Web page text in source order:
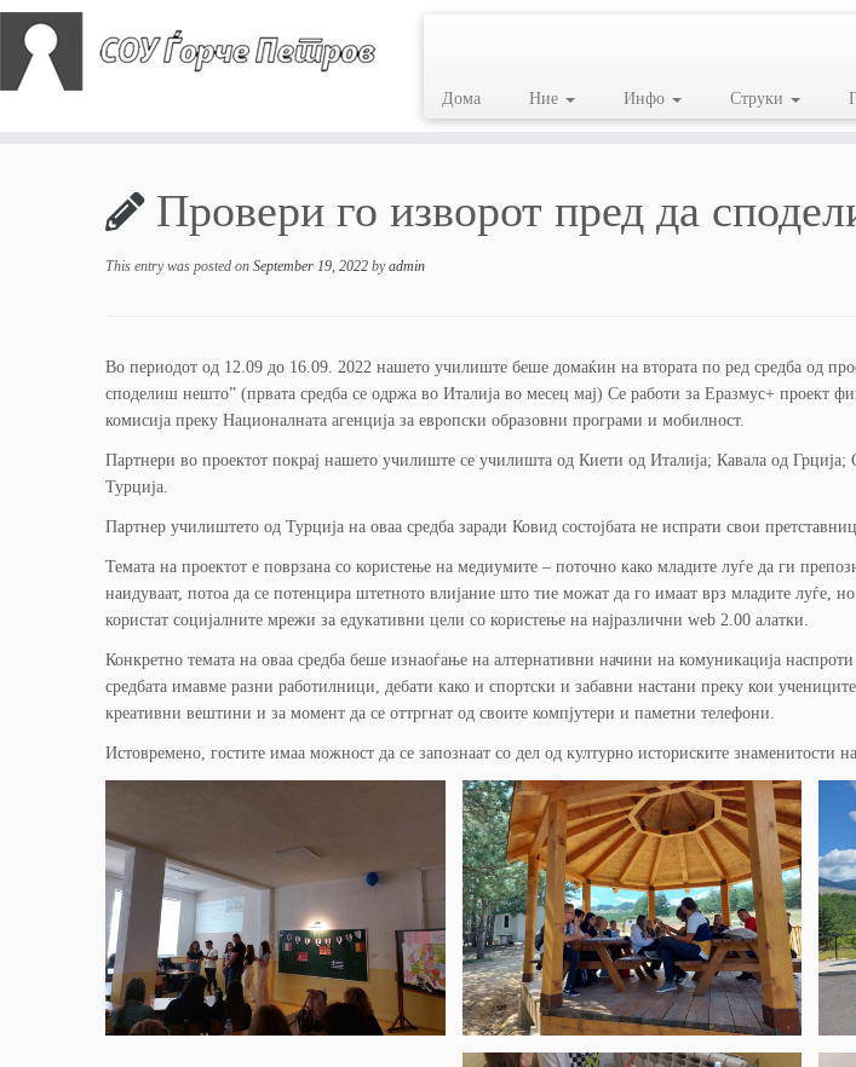
Дома Ние Инфо Струки
Провери го изворот пред да
This entry was posted on September 19, 2022 byadmin
Во периодот од 12.09 до 16.09. 2022 нашето училиште беше домаќин на втората по ред средба од
споделиш нешто” (првата средба се одржа во Италија во месец мај) Се работи за Еразмус+ проект
комисија преку Националната агенција за европски образовни програми и мобилност.
Партнери во проектот покрај нашето училиште се училишта од Киети од Италија; Кавала од
Турција.
Партнер училиштето од Турција на оваа средба заради Ковид состојбата не испрати свои
Темата на проектот е поврзана со користење на медиумите – поточно како младите луѓе да ги
наидуваат, потоа да се потенцира штетното влијание што тие можат да го имаат врз младите луѓе,
користат социјалните мрежи за едукативни цели со користење на најразлични web 2.00 алатки.
Конкретно темата на оваа средба беше изнаоѓање на алтернативни начини на комуникација
средбата имавме разни работилници, дебати како и спортски и забавни настани преку кои
креативни вештини и за момент да се оттргнат од своите компјутери и паметни телефони.
Истовремено, гостите имаа можност да се запознаат со дел од културно историските знаменитости